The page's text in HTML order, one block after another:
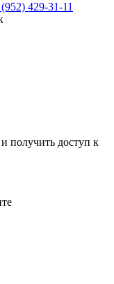
429-31-11
получить доступ к